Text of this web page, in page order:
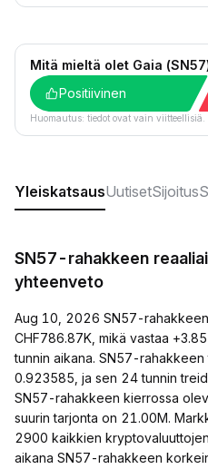
Mitä mieltä olet Gaia
Positiivinen
Huomautus: tiedot ovat vain viitteellisiä.
YleiskatsausUutisetSijoitus
SN57-rahakkeen
yhteenveto
Aug 10, 2026 SN57-
CHF786.87K, mikä vastaa
tunnin aikana. SN57-rahakkeen
0.923585, ja sen 24 tunnin
SN57-rahakkeen kierrossa
suurin tarjonta on 21.00M.
2900 kaikkien
aikana SN57-rahakkeen